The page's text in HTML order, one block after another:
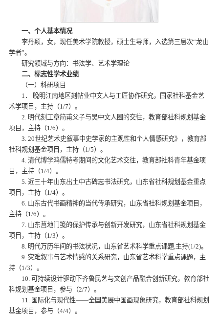
一、个人基本情况
李丹颖，女，现任美术学院教授，硕士生导师，入选第三层次“龙山
学者”。
研究领域与方向：书法学、艺术学理论
二、标志性学术业绩
（一）科研项目
1． 晚明江南地区刻帖业中文人与工匠协作研究，国家社科基金艺
术学项目，主持（1/7）。
2. 明代刻工章简甫父子与吴中文人圈的交往，教育部社科规划基金
项目，主持（1/6）。
3. 20世纪艺术史叙事中史学家的主观性和个人情感研究》，教育部
社科规划基金项目，主持（1/5）。
4. 清代博学鸿儒特考期间的文化艺术交往，教育部社科青年基金项
目，主持（1/4）。
5. 近三十年山东出土中古碑志书法研究， 山东省社科规划基金重点
项目，主持（1/4）。
6. 山东古代书画精神的当代传承研究，山东省社科规划基金项目，
主持（1/6）。
7. 山东莒地门笺的保护传承与创新开发研究，山东省社科规划基金
项目，主持（1/3）。
8. 明代万历年间的书法状况，山东省艺术科学重点课题,主持(1/2)。
9. 灾难叙事与艺术情感的关系研究，山东省艺术科学重点课题，主
持（1/3）。
10. 可持续设计驱动下齐鲁民艺与文创产品融合创新研究，教育部社
科规划基金项目，参与（2/7）。
11. 国际化与现代性——全国美展中国画现象研究，教育部社科规划
基金项目，参与（4/4）。